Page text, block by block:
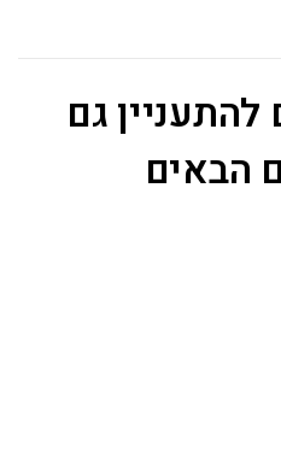
גם
הבאים